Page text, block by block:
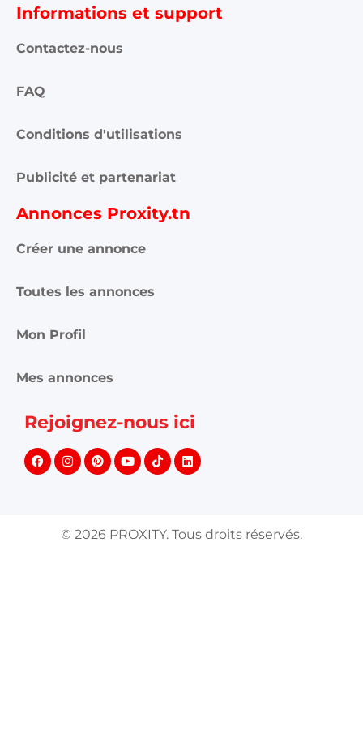
Informations et support
Contactez-nous
FAQ
Conditions d'utilisations
Publicité et partenariat
Annonces Proxity.tn
Créer une annonce
Toutes les annonces
Mon Profil
Mes annonces
Rejoignez-nous ici
© 2026 PROXITY. Tous droits réservés.